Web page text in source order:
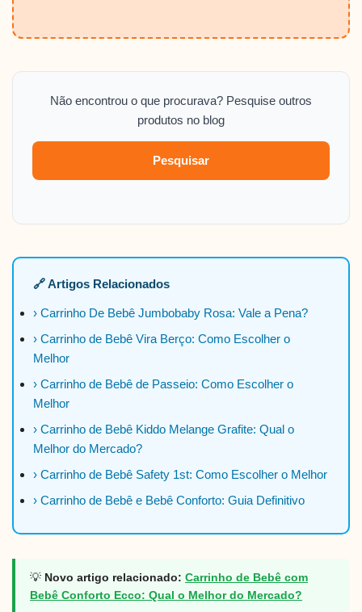
Não encontrou o que procurava? Pesquise outros
produtos no blog
Pesquisar
🔗 Artigos Relacionados
› Carrinho De Bebê Jumbobaby Rosa: Vale a Pena?
› Carrinho de Bebê Vira Berço: Como Escolher o
Melhor
› Carrinho de Bebê de Passeio: Como Escolher o
Melhor
› Carrinho de Bebê Kiddo Melange Grafite: Qual o
Melhor do Mercado?
› Carrinho de Bebê Safety 1st: Como Escolher o Melhor
› Carrinho de Bebê e Bebê Conforto: Guia Definitivo
💡 Novo artigo relacionado: Carrinho de Bebê com
Bebê Conforto Ecco: Qual o Melhor do Mercado?